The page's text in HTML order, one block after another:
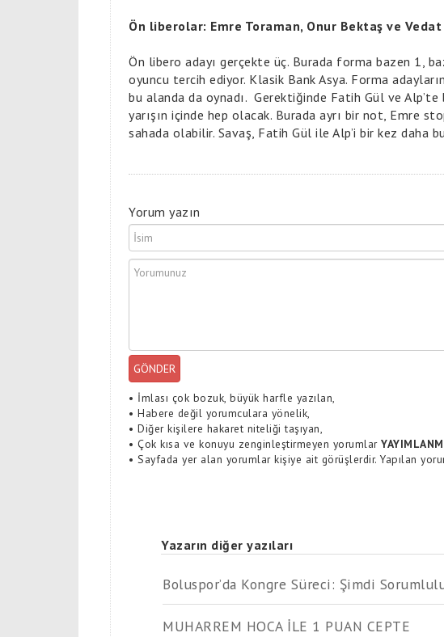
Ön liberolar: Emre Toraman, Onur Bektaş ve Vedat
Ön libero adayı gerçekte üç. Burada forma bazen 1,
oyuncu tercih ediyor. Klasik Bank Asya. Forma
bu alanda da oynadı. Gerektiğinde Fatih Gül ve
yarışın içinde hep olacak. Burada ayrı bir not, Emre
sahada olabilir. Savaş, Fatih Gül ile Alp’i bir kez daha
Yorum yazın
GÖNDER
• İmlası çok bozuk, büyük harfle yazılan,
• Habere değil yorumculara yönelik,
• Diğer kişilere hakaret niteliği taşıyan,
• Çok kısa ve konuyu zenginleştirmeyen yorumlar
• Sayfada yer alan yorumlar kişiye ait görüşlerdir. Yapılan
Yazarın diğer yazıları
Boluspor’da Kongre Süreci: Şimdi
MUHARREM HOCA İLE 1 PUAN CEPTE